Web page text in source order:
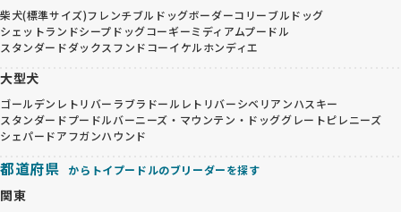
柴犬(標準サイズ)フレンチブルドッグボーダーコリーブルドッグ
シェットランドシープドッグコーギーミディアムプードル
スタンダードダックスフンドコーイケルホンディエ
大型犬
ゴールデンレトリバー ラブラドールレトリバーシベリアンハスキー
スタンダードプードルバーニーズ・マウンテン・ドッググレートピレニーズ
シェパードアフガンハウンド
都道府県 からトイプードルのブリーダーを探す
関東